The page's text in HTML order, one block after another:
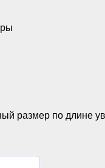
размер по длине